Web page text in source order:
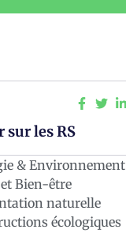
sur les RS
& Environnement
Bien-être
naturelle
écologiques